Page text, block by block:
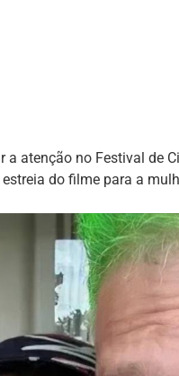
a atenção no Festival de
do filme para a